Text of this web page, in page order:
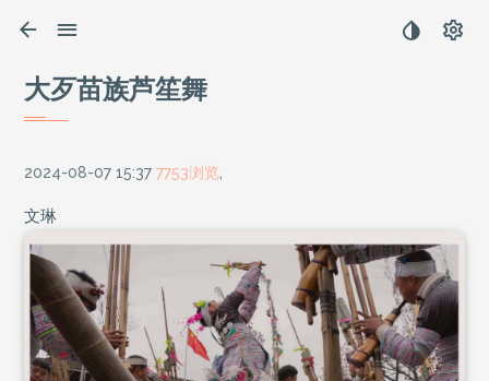
大歹苗族芦笙舞
2024-08-07 15:37 7753浏览
文琳